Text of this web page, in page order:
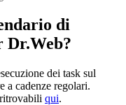
di
Dr.Web?
dei task sul
a cadenze regolari.
qui.